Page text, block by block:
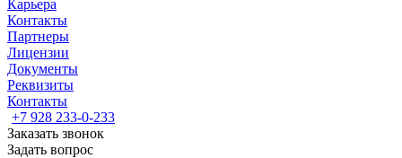
Карьера
Контакты
Партнеры
Лицензии
Документы
Реквизиты
Контакты
+7 928 233-0-233
Заказать звонок
Задать вопрос